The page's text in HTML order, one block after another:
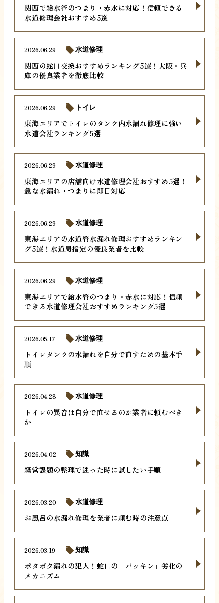
関西で給水管のつまり・赤水に対応！信頼できる
水道修理会社おすすめ5選
関西の蛇口交換おすすめランキング5選！大阪・兵
庫の優良業者を徹底比較
2026.06.29 水道修理
東海エリアでトイレのタンク内水漏れ修理に強い
水道会社ランキング5選
2026.06.29 トイレ
東海エリアの店舗向け水道修理会社おすすめ5選！
急な水漏れ・つまりに即日対応
2026.06.29 水道修理
東海エリアの水道管水漏れ修理おすすめランキン
グ5選！水道局指定の優良業者を比較
2026.06.29 水道修理
東海エリアで給水管のつまり・赤水に対応！信頼
できる水道修理会社おすすめランキング5選
2026.06.29 水道修理
トイレタンクの水漏れを自分で直すための基本手
順
2026.05.17 水道修理
トイレの異音は自分で直せるのか業者に頼むべき
か
2026.04.28 水道修理
経営課題の整理で迷った時に試したい手順
2026.04.02 知識
お風呂の水漏れ修理を業者に頼む時の注意点
2026.03.20 水道修理
ポタポタ漏れの犯人！蛇口の「パッキン」劣化の
メカニズム
2026.03.19 知識